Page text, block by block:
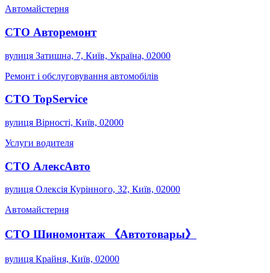
Автомайстерня
СТО Авторемонт
вулиця Затишна, 7, Київ, Україна, 02000
Ремонт і обслуговування автомобілів
СТО TopService
вулиця Вірності, Київ, 02000
Услуги водителя
СТО АлексАвто
вулиця Олексія Курінного, 32, Київ, 02000
Автомайстерня
СТО Шиномонтаж 《Автотовары》
вулиця Крайня, Київ, 02000